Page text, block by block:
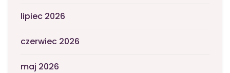
lipiec 2026
czerwiec 2026
maj 2026